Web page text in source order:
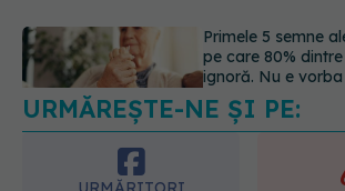
Gabriela Cristea,
respect și
fiecăruia spune o
05.08.2026, 21:23
URMĂREȘTE-NE ȘI PE:
URMĂRITORI